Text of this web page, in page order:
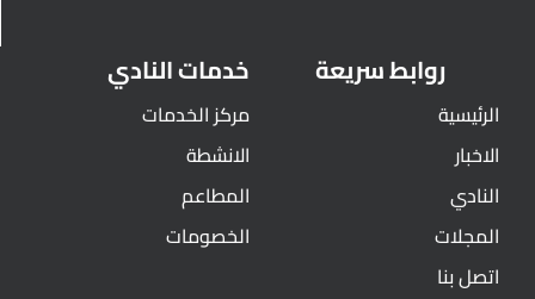
روابط سريعة
الرئيسية
الاخبار
النادي
المجلات
اتصل بنا
خدمات النادي
مركز الخدمات
الانشطة
المطاعم
الخصومات